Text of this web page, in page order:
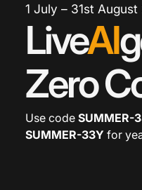
1 July – 31st August
LiveAI
Zero
Use code SUMMER-
SUMMER-33Y for